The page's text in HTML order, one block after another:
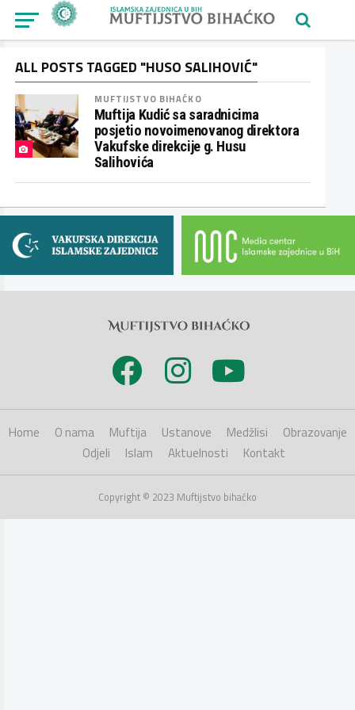
ALL POSTS TAGGED "HUSO SALIHOVIĆ"
MUFTIJSTVO BIHAĆKO
Muftija Kudić sa saradnicima
posjetio novoimenovanog direktora
Vakufske direkcije g. Husu
Salihovića
Home O nama Muftija Ustanove Medžlisi
Obrazovanje
Odjeli
Islam Aktuelnosti Kontakt
Copyright © 2023 Muftijstvo bihaćko